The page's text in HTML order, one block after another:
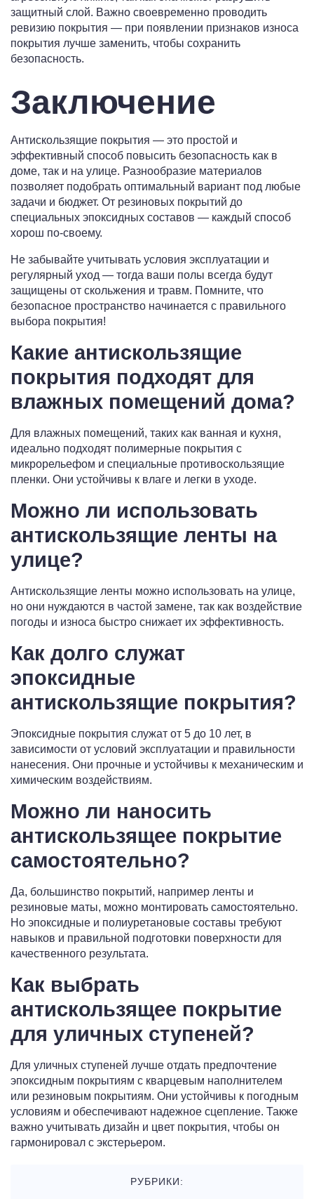
защитный слой. Важно своевременно проводить
ревизию покрытия — при появлении признаков износа
покрытия лучше заменить, чтобы сохранить
безопасность.
Заключение
Антискользящие покрытия — это простой и
эффективный способ повысить безопасность как в
доме, так и на улице. Разнообразие материалов
позволяет подобрать оптимальный вариант под любые
задачи и бюджет. От резиновых покрытий до
специальных эпоксидных составов — каждый способ
хорош по-своему.
Не забывайте учитывать условия эксплуатации и
регулярный уход — тогда ваши полы всегда будут
защищены от скольжения и травм. Помните, что
безопасное пространство начинается с правильного
выбора покрытия!
Какие антискользящие
покрытия подходят для
влажных помещений дома?
Для влажных помещений, таких как ванная и кухня,
идеально подходят полимерные покрытия с
микрорельефом и специальные противоскользящие
пленки. Они устойчивы к влаге и легки в уходе.
Можно ли использовать
антискользящие ленты на
улице?
Антискользящие ленты можно использовать на улице,
но они нуждаются в частой замене, так как воздействие
погоды и износа быстро снижает их эффективность.
Как долго служат
эпоксидные
антискользящие покрытия?
Эпоксидные покрытия служат от 5 до 10 лет, в
зависимости от условий эксплуатации и правильности
нанесения. Они прочные и устойчивы к механическим и
химическим воздействиям.
Можно ли наносить
антискользящее покрытие
самостоятельно?
Да, большинство покрытий, например ленты и
резиновые маты, можно монтировать самостоятельно.
Но эпоксидные и полиуретановые составы требуют
навыков и правильной подготовки поверхности для
качественного результата.
Как выбрать
антискользящее покрытие
для уличных ступеней?
Для уличных ступеней лучше отдать предпочтение
эпоксидным покрытиям с кварцевым наполнителем
или резиновым покрытиям. Они устойчивы к погодным
условиям и обеспечивают надежное сцепление. Также
важно учитывать дизайн и цвет покрытия, чтобы он
гармонировал с экстерьером.
РУБРИКИ: